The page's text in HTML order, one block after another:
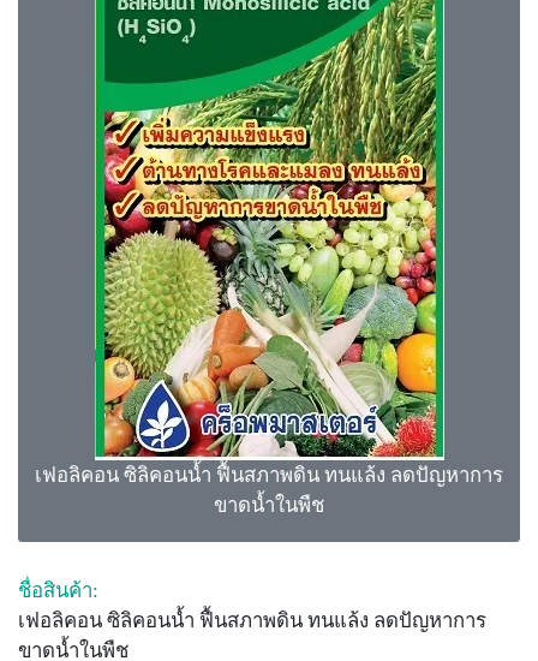
เฟอลิคอน ซิลิคอนน้ำ ฟื้นสภาพดิน ทนแล้ง ลดปัญหาการ
ขาดน้ำในพืช
ชื่อสินค้า:
เฟอลิคอน ซิลิคอนน้ำ ฟื้นสภาพดิน ทนแล้ง ลดปัญหาการ
ขาดน้ำในพืช